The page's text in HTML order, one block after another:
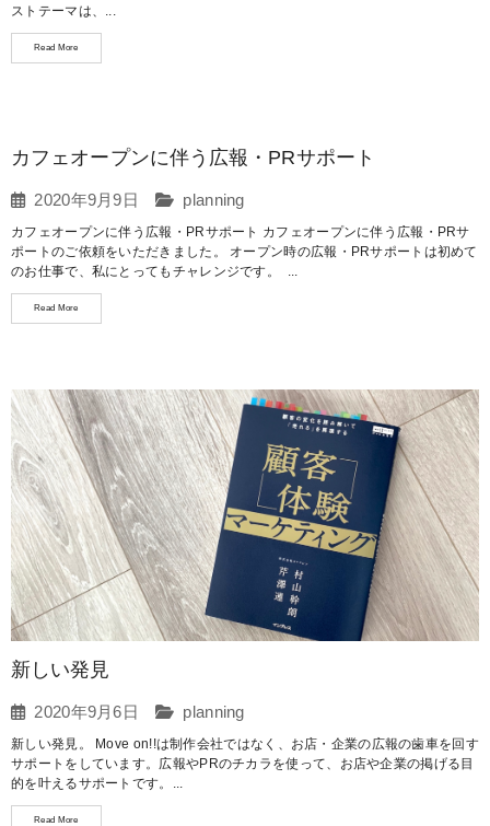
ストテーマは、...
Read More
カフェオープンに伴う広報・PRサポート
2020年9月9日 planning
カフェオープンに伴う広報・PRサポート カフェオープンに伴う広報・PRサ
ポートのご依頼をいただきました。 オープン時の広報・PRサポートは初めて
のお仕事で、私にとってもチャレンジです。 ...
Read More
新しい発見
2020年9月6日 planning
新しい発見。 Move on!!は制作会社ではなく、お店・企業の広報の歯車を回す
サポートをしています。広報やPRのチカラを使って、お店や企業の掲げる目
的を叶えるサポートです。...
Read More